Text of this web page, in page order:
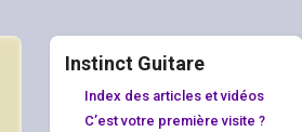
Instinct Guitare
Index des articles et vidéos
C’est votre première visite ?